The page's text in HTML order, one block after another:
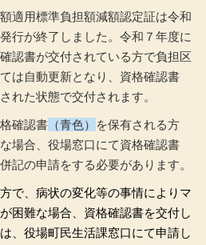
適用標準負担額減額認定証は令和
行が終了しました。令和７年度に
認書が交付されている方で負担区
は自動更新となり、資格確認書
れた状態で交付されます。
確認書 （青色）
を保有される方
場合、役場窓口にて資格確認書
記の申請をする必要があります。
で、病状の変化等の事情によりマ
困難な場合、資格確認書を交付し
、役場町民生活課窓口にて申請し